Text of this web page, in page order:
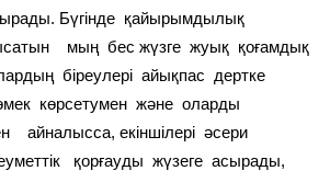
Бүгінде қайырымдылық
мың бес жүзге жуық қоғамдық
біреулері айықпас дертке
көрсетумен және оларды
айналысса, екіншілері әсери
қорғауды жүзеге асырады,